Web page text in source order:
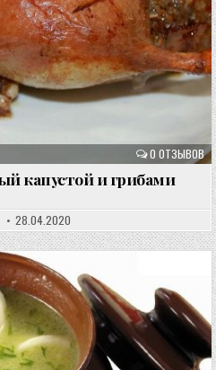
0 ОТЗЫВОВ
капустой и грибами
28.04.2020